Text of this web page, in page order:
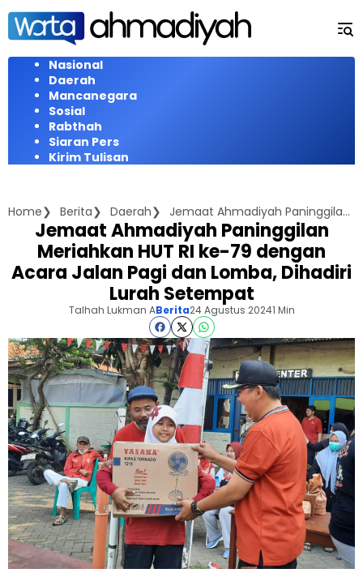
Langsung
konten
Nasional
Daerah
Mancanegara
Sosial
Rabthah
Siaran Pers
Kirim Tulisan
Home Berita Daerah Jemaat Ahmadiyah Paninggilan Meriahkan HUT RI ke-79 dengan Acara Jalan Pagi dan Lomba, Dihadiri Lurah Setempat
Jemaat Ahmadiyah Paninggilan
Meriahkan HUT RI ke-79 dengan
Acara Jalan Pagi dan Lomba, Dihadiri
Lurah Setempat
Talhah Lukman ABerita24 Agustus 20241 Min